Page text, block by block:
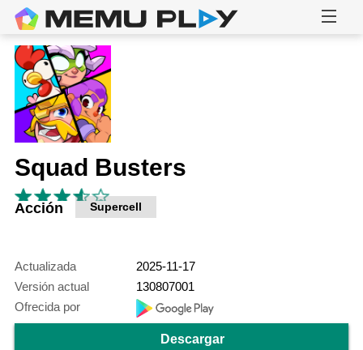
Squad Busters
Acción Supercell
Actualizada
2025-11-17
Versión actual
130807001
Ofrecida por
Descargar